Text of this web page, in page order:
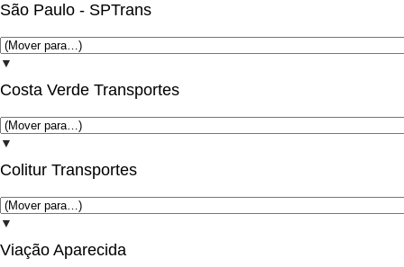
São Paulo - SPTrans
▼
Costa Verde Transportes
▼
Colitur Transportes
▼
Viação Aparecida